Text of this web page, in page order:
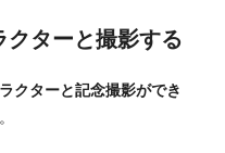
クターと撮影する
クターと記念撮影ができ